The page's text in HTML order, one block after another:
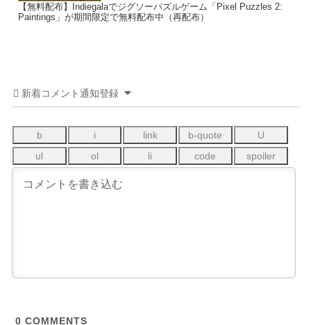
【無料配布】Indiegalaでジグソーパズルゲーム「Pixel Puzzles 2:
Paintings」が期間限定で無料配布中（再配布）
新着コメント通知登録
0 COMMENTS